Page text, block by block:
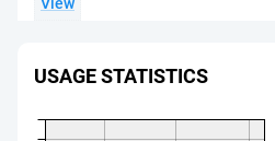
USAGE STATISTICS